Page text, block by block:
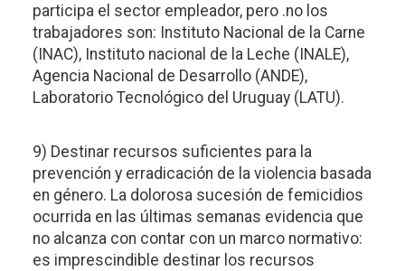
participa el sector empleador, pero .no los
trabajadores son: Instituto Nacional de la Carne
(INAC), Instituto nacional de la Leche (INALE),
Agencia Nacional de Desarrollo (ANDE),
Laboratorio Tecnológico del Uruguay (LATU).
9) Destinar recursos suficientes para la
prevención y erradicación de la violencia basada
en género. La dolorosa sucesión de femicidios
ocurrida en las últimas semanas evidencia que
no alcanza con contar con un marco normativo:
es imprescindible destinar los recursos